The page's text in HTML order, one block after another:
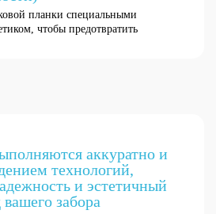
планки специальными
чтобы предотвратить
аккуратно и
технологий,
и эстетичный
вашего забора